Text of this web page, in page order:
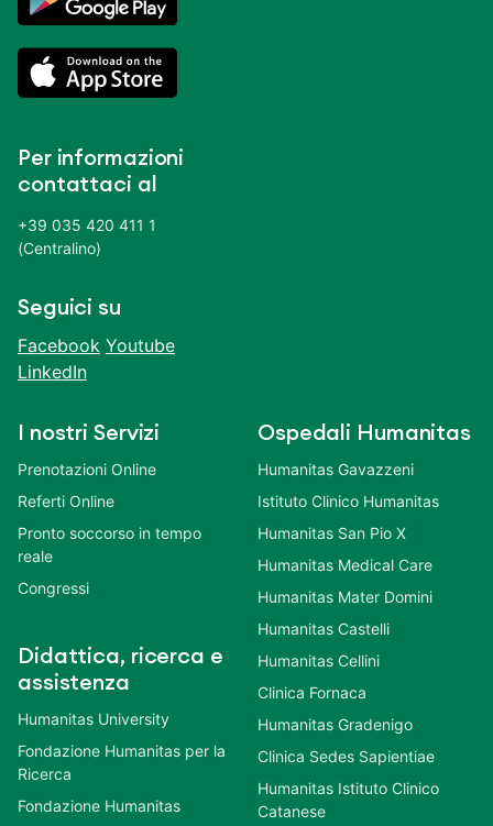
Per informazioni
contattaci al
+39 035 420 411 1
(Centralino)
Seguici su
Facebook Youtube
LinkedIn
I nostri Servizi
Prenotazioni Online
Referti Online
Pronto soccorso in tempo
reale
Congressi
Didattica, ricerca e
assistenza
Humanitas University
Fondazione Humanitas per la
Ricerca
Fondazione Humanitas
Ospedali Humanitas
Humanitas Gavazzeni
Istituto Clinico Humanitas
Humanitas San Pio X
Humanitas Medical Care
Humanitas Mater Domini
Humanitas Castelli
Humanitas Cellini
Clinica Fornaca
Humanitas Gradenigo
Clinica Sedes Sapientiae
Humanitas Istituto Clinico
Catanese